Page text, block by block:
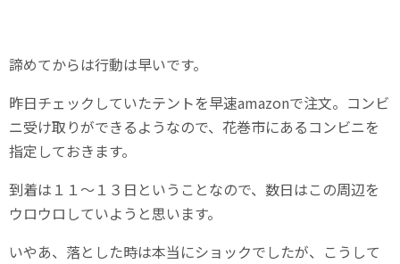
諦めてからは行動は早いです。
昨日チェックしていたテントを早速amazonで注文。コンビ
ニ受け取りができるようなので、花巻市にあるコンビニを
指定しておきます。
到着は１１～１３日ということなので、数日はこの周辺を
ウロウロしていようと思います。
いやあ、落とした時は本当にショックでしたが、こうして